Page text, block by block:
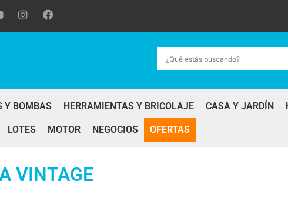
Y BOMBAS HERRAMIENTAS Y BRICOLAJE CASA Y JARDÍN
LOTES MOTOR NEGOCIOS OFERTAS
VINTAGE